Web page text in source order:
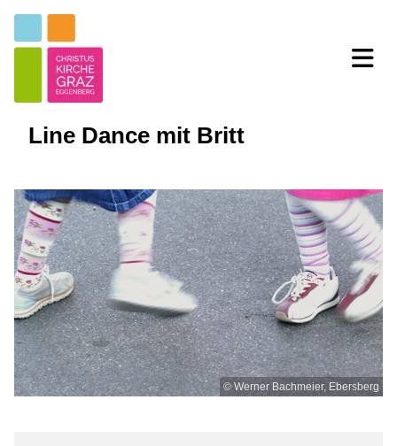
Line Dance mit Britt
© Werner Bachmeier, Ebersberg